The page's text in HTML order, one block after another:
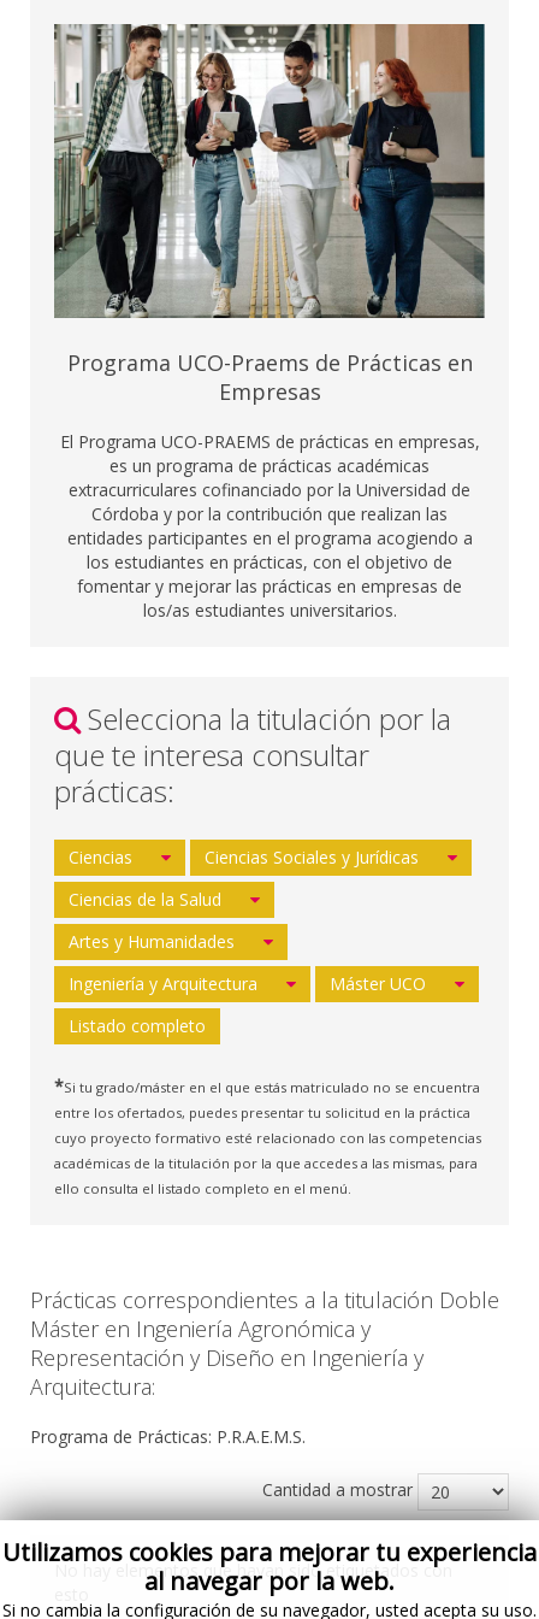
Programa UCO-Praems de Prácticas en
Empresas
El Programa UCO-PRAEMS de prácticas en empresas,
es un programa de prácticas académicas
extracurriculares cofinanciado por la Universidad de
Córdoba y por la contribución que realizan las
entidades participantes en el programa acogiendo a
los estudiantes en prácticas, con el objetivo de
fomentar y mejorar las prácticas en empresas de
los/as estudiantes universitarios.
Selecciona la titulación por la
que te interesa consultar
prácticas:
Ciencias
Ciencias Sociales y Jurídicas
Ciencias de la Salud
Artes y Humanidades
Ingeniería y Arquitectura
Máster UCO
Listado completo
*Si tu grado/máster en el que estás matriculado no se encuentra
entre los ofertados, puedes presentar tu solicitud en la práctica
cuyo proyecto formativo esté relacionado con las competencias
académicas de la titulación por la que accedes a las mismas, para
ello consulta el listado completo en el menú.
Prácticas correspondientes a la titulación Doble
Máster en Ingeniería Agronómica y
Representación y Diseño en Ingeniería y
Arquitectura:
Programa de Prácticas: P.R.A.E.M.S.
Cantidad a mostrar
No hay elementos que hayan sido etiquetados con
Utilizamos cookies para mejorar tu experiencia
al navegar por la web.
Si no cambia la configuración de su navegador, usted acepta su uso.